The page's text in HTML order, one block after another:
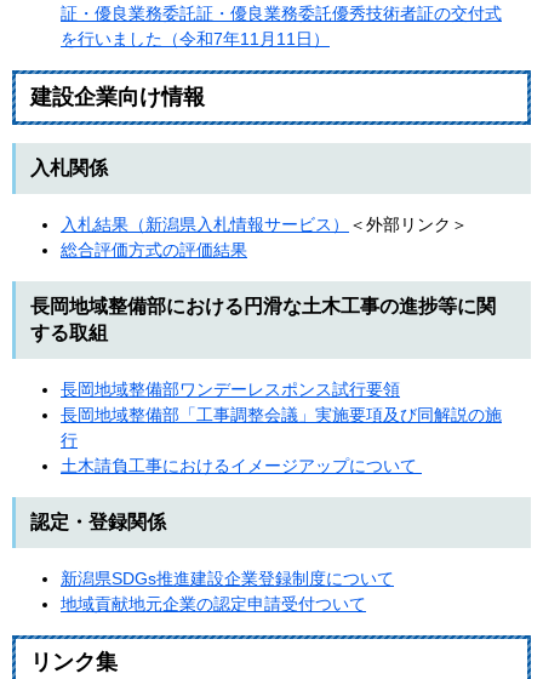
証・優良業務委託証・優良業務委託優秀技術者証の交付式
を行いました​（令和7年11月11日）
建設企業向け情報
入札関係
入札結果（新潟県入札情報サービス）
＜外部リンク＞
総合評価方式の評価結果
長岡地域整備部における円滑な土木工事の進捗等に関
する取組
長岡地域整備部ワンデーレスポンス試行要領
長岡地域整備部「工事調整会議」実施要項及び同解説の施
行
土木請負工事におけるイメージアップについて
認定・登録関係
新潟県SDGs推進建設企業登録制度について
地域貢献地元企業の認定申請受付ついて
リンク集